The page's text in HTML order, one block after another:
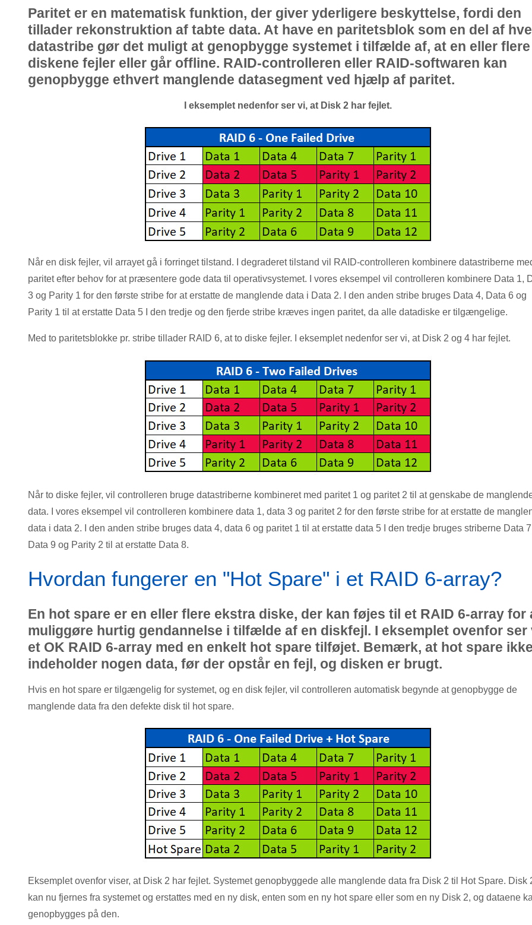
Paritet er en matematisk funktion, der giver yderligere beskyttelse, fordi den
tillader rekonstruktion af tabte data. At have en paritetsblok som en del af
datastribe gør det muligt at genopbygge systemet i tilfælde af, at en eller
diskene fejler eller går offline. RAID-controlleren eller RAID-softwaren kan
genopbygge ethvert manglende datasegment ved hjælp af paritet.
I eksemplet nedenfor ser vi, at Disk 2 har fejlet.
Når en disk fejler, vil arrayet gå i forringet tilstand. I degraderet tilstand vil RAID-controlleren kombinere datastriberne
paritet efter behov for at præsentere gode data til operativsystemet. I vores eksempel vil controlleren kombinere Data 1,
3 og Parity 1 for den første stribe for at erstatte de manglende data i Data 2. I den anden stribe bruges Data 4, Data 6 og
Parity 1 til at erstatte Data 5 I den tredje og den fjerde stribe kræves ingen paritet, da alle datadiske er tilgængelige.
Med to paritetsblokke pr. stribe tillader RAID 6, at to diske fejler. I eksemplet nedenfor ser vi, at Disk 2 og 4 har fejlet.
Når to diske fejler, vil controlleren bruge datastriberne kombineret med paritet 1 og paritet 2 til at genskabe de
data. I vores eksempel vil controlleren kombinere data 1, data 3 og paritet 2 for den første stribe for at erstatte de
data i data 2. I den anden stribe bruges data 4, data 6 og paritet 1 til at erstatte data 5 I den tredje bruges striberne Data
Data 9 og Parity 2 til at erstatte Data 8.
Hvordan fungerer en "Hot Spare" i et RAID 6-array?
En hot spare er en eller flere ekstra diske, der kan føjes til et RAID 6-array for
muliggøre hurtig gendannelse i tilfælde af en diskfejl. I eksemplet ovenfor ser
et OK RAID 6-array med en enkelt hot spare tilføjet. Bemærk, at hot spare
indeholder nogen data, før der opstår en fejl, og disken er brugt.
Hvis en hot spare er tilgængelig for systemet, og en disk fejler, vil controlleren automatisk begynde at genopbygge de
manglende data fra den defekte disk til hot spare.
Eksemplet ovenfor viser, at Disk 2 har fejlet. Systemet genopbyggede alle manglende data fra Disk 2 til Hot Spare. Disk
kan nu fjernes fra systemet og erstattes med en ny disk, enten som en ny hot spare eller som en ny Disk 2, og dataene
genopbygges på den.